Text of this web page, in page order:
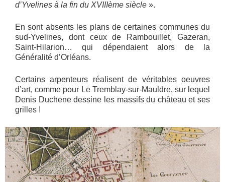
d’Yvelines à la fin du XVIIIème siècle ».
En sont absents les plans de certaines communes du
sud-Yvelines, dont ceux de Rambouillet, Gazeran,
Saint-Hilarion… qui dépendaient alors de la
Généralité d’Orléans.
Certains arpenteurs réalisent de véritables oeuvres
d’art, comme pour Le Tremblay-sur-Mauldre, sur lequel
Denis Duchene dessine les massifs du château et ses
grilles !